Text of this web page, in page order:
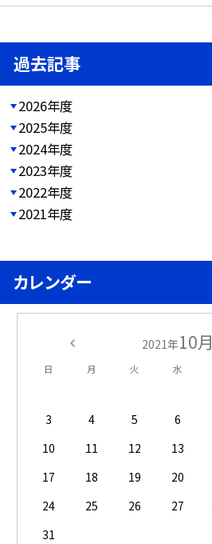
過去記事
2026年度
2025年度
2024年度
2023年度
2022年度
2021年度
カレンダー
2021年10月
日 月 火 水
3
4 5 6
10
11 12 13
17
18 19 20
24
25 26 27
31